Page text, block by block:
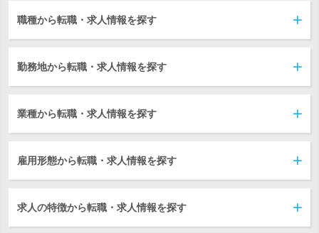
職種から転職・求人情報を探す
勤務地から転職・求人情報を探す
業種から転職・求人情報を探す
雇用形態から転職・求人情報を探す
求人の特徴から転職・求人情報を探す